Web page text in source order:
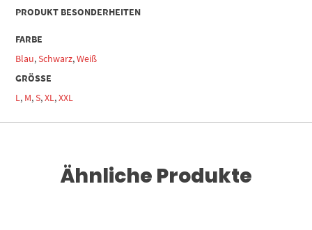
PRODUKT BESONDERHEITEN
FARBE
Blau,Schwarz,Weiß
GRÖSSE
L, M,S,XL,XXL
Ähnliche Produkte